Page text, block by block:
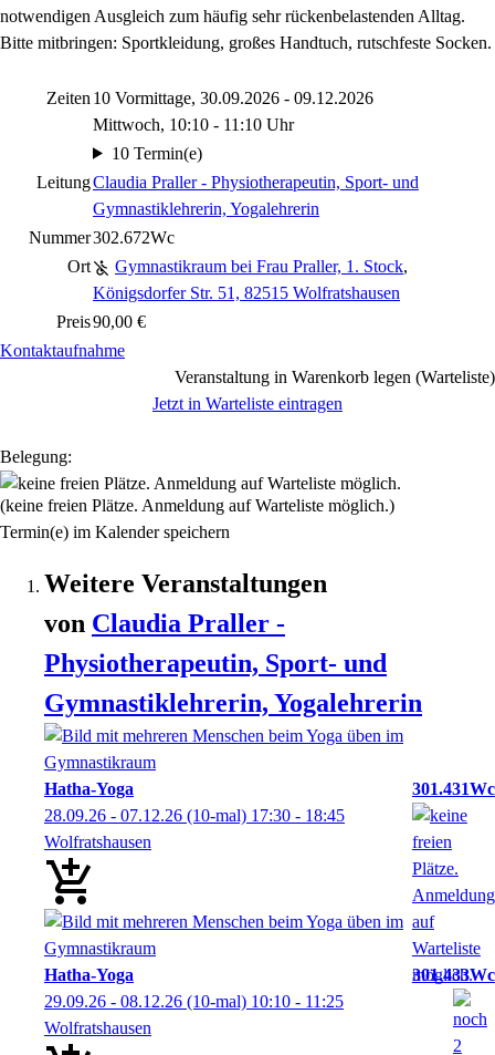
notwendigen Ausgleich zum häufig sehr rückenbelastenden Alltag.
Bitte mitbringen: Sportkleidung, großes Handtuch, rutschfeste Socken.
Zeiten 10 Vormittage, 30.09.2026 - 09.12.2026
Mittwoch, 10:10 - 11:10 Uhr
10 Termin(e)
LeitungClaudia Praller - Physiotherapeutin, Sport- und
Gymnastiklehrerin, Yogalehrerin
Nummer302.672Wc
Ort
Gymnastikraum bei Frau Praller, 1. Stock,
Königsdorfer Str. 51, 82515 Wolfratshausen
Preis90,00 €
Kontaktaufnahme
Veranstaltung in Warenkorb legen (Warteliste)
Jetzt in Warteliste eintragen
Belegung:
(keine freien Plätze. Anmeldung auf Warteliste möglich.)
Termin(e) im Kalender speichern
Weitere Veranstaltungen
von Claudia Praller -
Physiotherapeutin, Sport- und
Gymnastiklehrerin, Yogalehrerin
Hatha-Yoga
301.431Wc
28.09.26 - 07.12.26 (10-mal) 17:30 - 18:45
Wolfratshausen
Hatha-Yoga
301.433Wc
29.09.26 - 08.12.26 (10-mal) 10:10 - 11:25
Wolfratshausen